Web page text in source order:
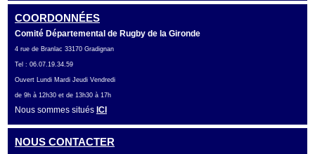
COORDONNÉES
Comité Départemental de Rugby de la Gironde
4 rue de Branlac 33170 Gradignan
Tel : 06.07.19.34.59
Ouvert Lundi Mardi Jeudi Vendredi
de 9h à 12h30 et de 13h30 à 17h
Nous sommes situés ICI
NOUS CONTACTER